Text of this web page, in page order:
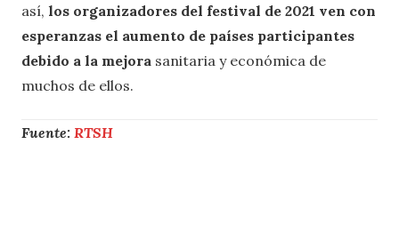
así, los organizadores del festival de 2021 ven con
esperanzas el aumento de países participantes
debido a la mejora sanitaria y económica de
muchos de ellos.
Fuente: RTSH